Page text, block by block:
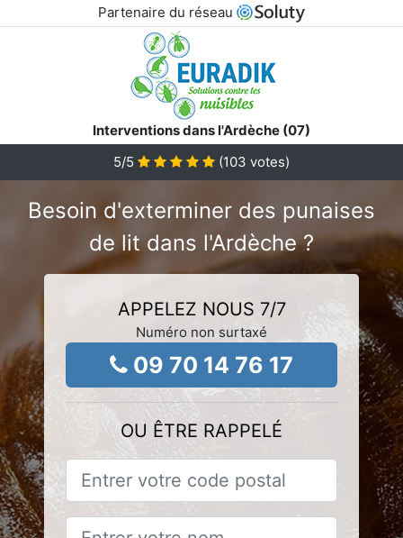
Partenaire du réseau
Interventions dans l'Ardèche (07)
5/5 (103 votes)
Besoin d'exterminer des punaises
de lit dans l'Ardèche ?
APPELEZ NOUS 7/7
Numéro non surtaxé
09 70 14 76 17
OU ÊTRE RAPPELÉ